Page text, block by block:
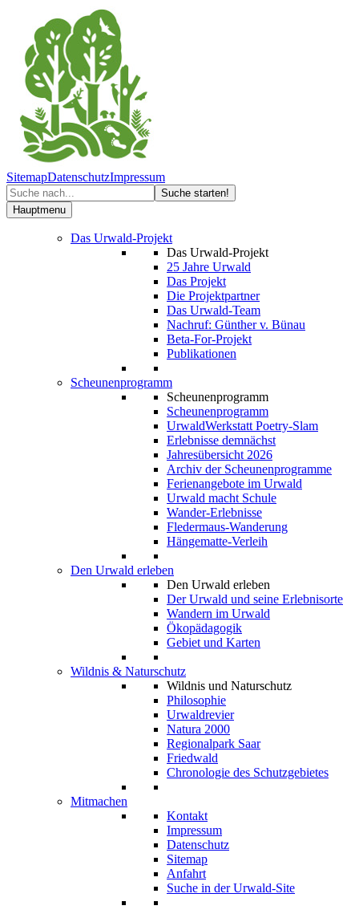
SitemapDatenschutzImpressum
Hauptmenu
Das Urwald-Projekt
Das Urwald-Projekt
25 Jahre Urwald
Das Projekt
Die Projektpartner
Das Urwald-Team
Nachruf: Günther v. Bünau
Beta-For-Projekt
Publikationen
Scheunenprogramm
Scheunenprogramm
Scheunenprogramm
UrwaldWerkstatt Poetry-Slam
Erlebnisse demnächst
Jahresübersicht 2026
Archiv der Scheunenprogramme
Ferienangebote im Urwald
Urwald macht Schule
Wander-Erlebnisse
Fledermaus-Wanderung
Hängematte-Verleih
Den Urwald erleben
Den Urwald erleben
Der Urwald und seine Erlebnisorte
Wandern im Urwald
Ökopädagogik
Gebiet und Karten
Wildnis & Naturschutz
Wildnis und Naturschutz
Philosophie
Urwaldrevier
Natura 2000
Regionalpark Saar
Friedwald
Chronologie des Schutzgebietes
Mitmachen
Kontakt
Impressum
Datenschutz
Sitemap
Anfahrt
Suche in der Urwald-Site